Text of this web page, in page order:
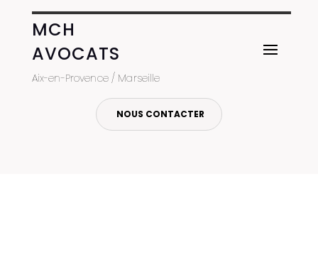
MCH
AVOCATS
Aix-en-Provence / Marseille
NOUS CONTACTER